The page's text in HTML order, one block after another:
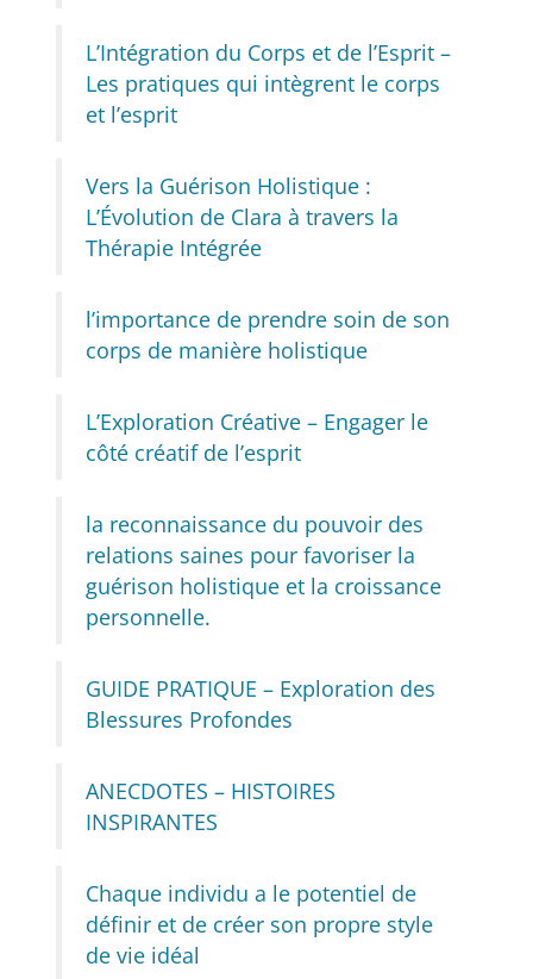
L’Intégration du Corps et de l’Esprit –
Les pratiques qui intègrent le corps
et l’esprit
Vers la Guérison Holistique :
L’Évolution de Clara à travers la
Thérapie Intégrée
l’importance de prendre soin de son
corps de manière holistique
L’Exploration Créative – Engager le
côté créatif de l’esprit
la reconnaissance du pouvoir des
relations saines pour favoriser la
guérison holistique et la croissance
personnelle.
GUIDE PRATIQUE – Exploration des
Blessures Profondes
ANECDOTES – HISTOIRES
INSPIRANTES
Chaque individu a le potentiel de
définir et de créer son propre style
de vie idéal